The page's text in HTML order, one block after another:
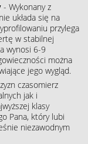
- Wykonany z
układa się na
przylega
w stabilnej
wynosi 6-9
można
jego wygląd.
czasomierz
jak i
klasy
Pana, który lubi
niezawodnym